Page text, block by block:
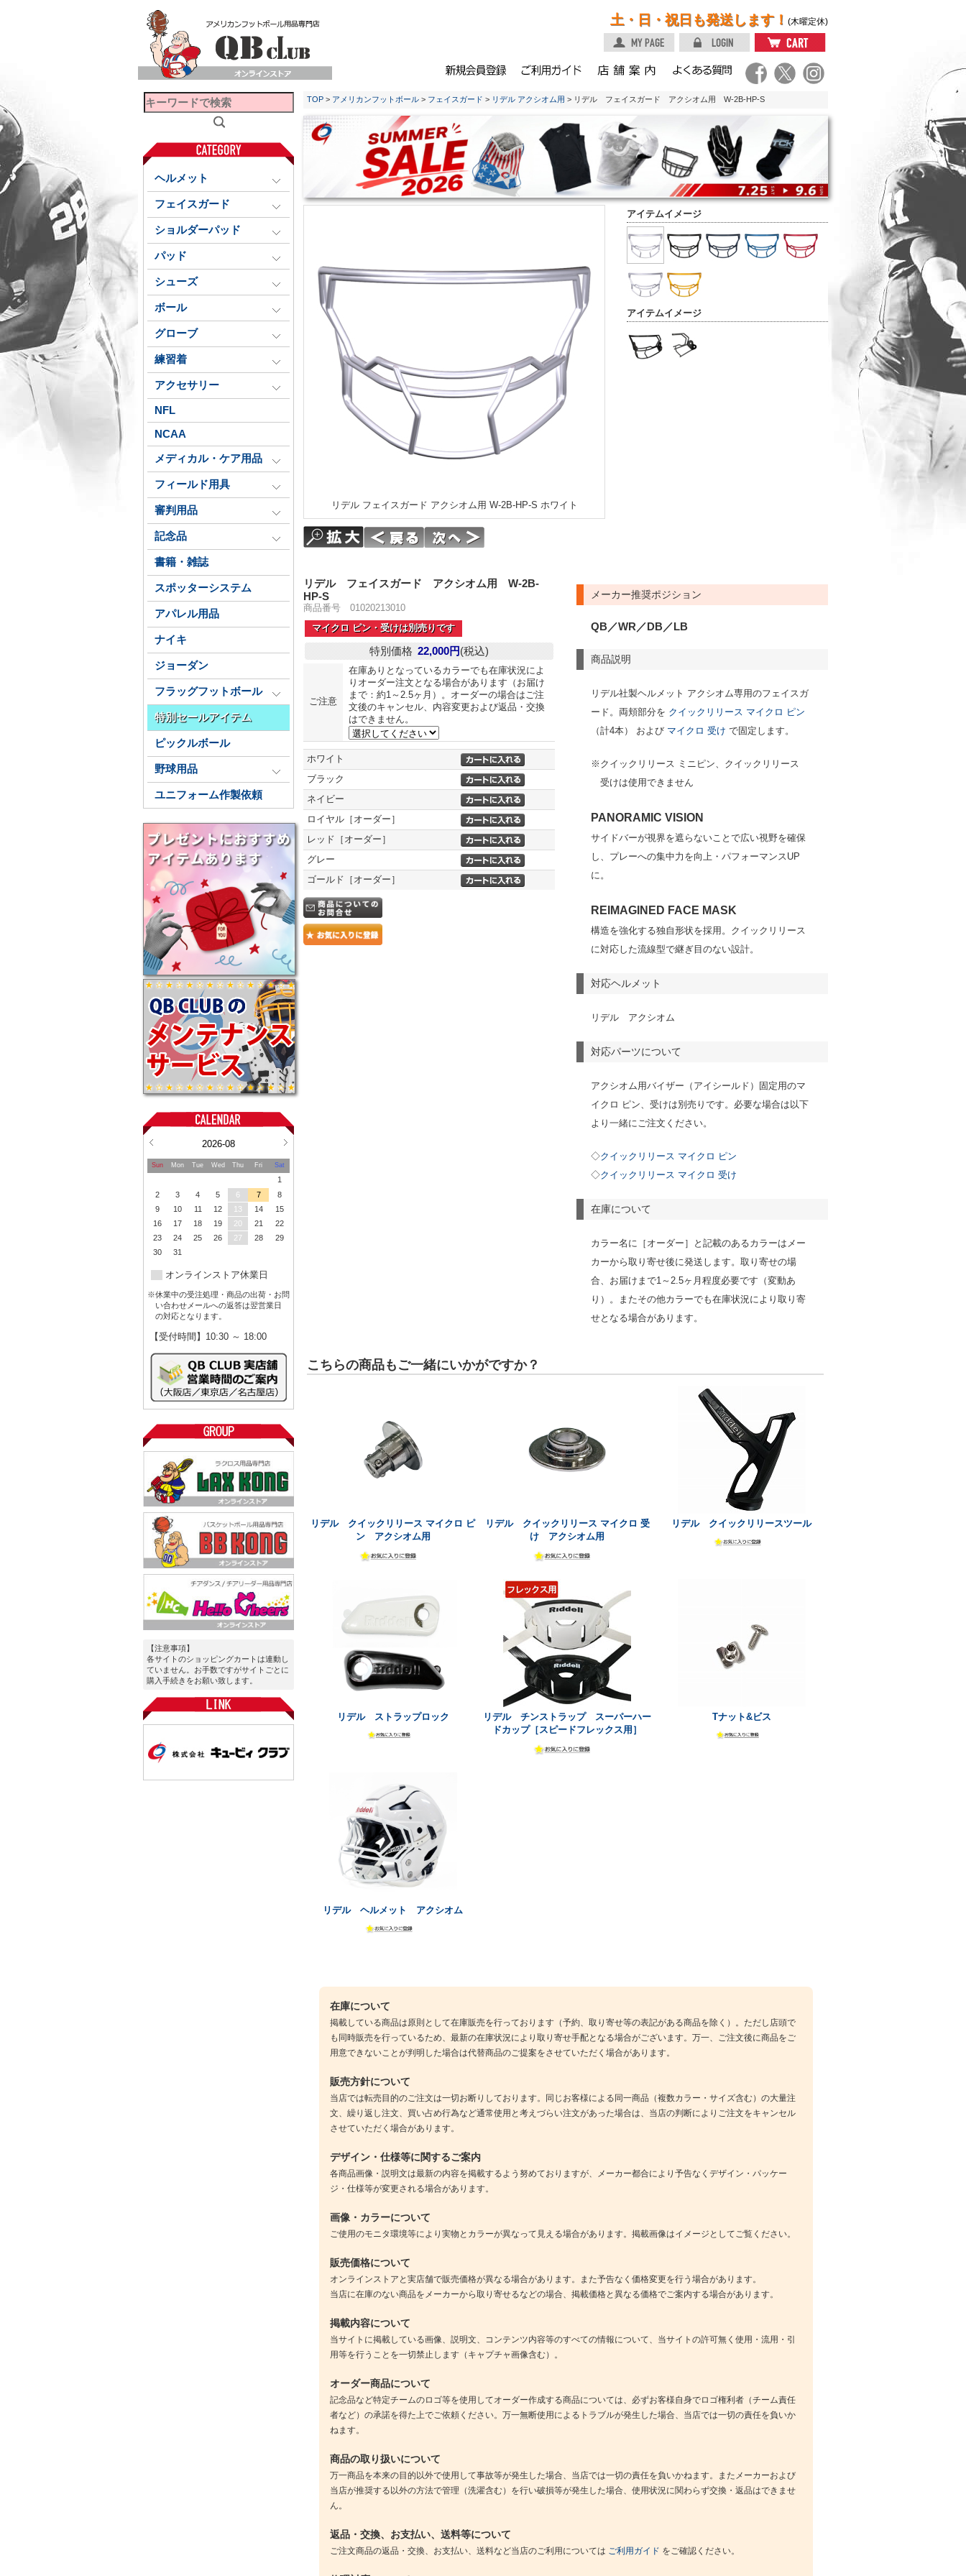
土・日・祝日も発送します！ (木曜定休)
ヘルメット
フェイスガード
ショルダーパッド
パッド
シューズ
ボール
グローブ
練習着
アクセサリー
NFL
NCAA
メディカル・ケア用品
フィールド用具
審判用品
記念品
書籍・雑誌
スポッターシステム
アパレル用品
ナイキ
ジョーダン
フラッグフットボール
特別セールアイテム
ピックルボール
野球用品
ユニフォーム作製依頼
2026-08
Sun Mon Tue Wed Thu Fri Sat
1
2
3 4 5 6 7
8
9
10 11 12 13 14
15
16
17 18 19 20 21
22
23
24 25 26 27 28
29
30
31
オンラインストア休業日
※休業中の受注処理・商品の出荷・お問
い合わせメールへの返答は翌営業日
の対応となります。
【受付時間】10:30 ～ 18:00
【注意事項】
各サイトのショッピングカートは連動し
ていません。お手数ですがサイトごとに
購入手続きをお願い致します。
TOP > アメリカンフットボール > フェイスガード > リデル アクシオム用 > リデル フェイスガード アクシオム用 W-2B-HP-S
アイテムイメージ
アイテムイメージ
リデル フェイスガード アクシオム用 W-2B-HP-S ホワイト
メーカー推奨ポジション
QB／WR／DB／LB
商品説明
リデル社製ヘルメット アクシオム専用のフェイスガ
ード。両頬部分を クイックリリース マイクロ ピン
（計4本） および マイクロ 受け で固定します。
※クイックリリース ミニピン、クイックリリース
受けは使用できません
PANORAMIC VISION
サイドバーが視界を遮らないことで広い視野を確保
し、プレーへの集中力を向上・パフォーマンスUP
に。
REIMAGINED FACE MASK
構造を強化する独自形状を採用。クイックリリース
に対応した流線型で継ぎ目のない設計。
対応ヘルメット
リデル アクシオム
対応パーツについて
アクシオム用バイザー（アイシールド）固定用のマ
イクロ ピン、受けは別売りです。必要な場合は以下
より一緒にご注文ください。
◇クイックリリース マイクロ ピン
◇クイックリリース マイクロ 受け
在庫について
カラー名に［オーダー］と記載のあるカラーはメー
カーから取り寄せ後に発送します。取り寄せの場
合、お届けまで1～2.5ヶ月程度必要です（変動あ
り）。またその他カラーでも在庫状況により取り寄
せとなる場合があります。
リデル フェイスガード アクシオム用 W-2B-
HP-S
商品番号 01020213010
マイクロ ピン・受けは別売りです
特別価格 22,000円(税込)
ご注意
在庫ありとなっているカラーでも在庫状況によ
りオーダー注文となる場合があります（お届け
まで：約1～2.5ヶ月）。オーダーの場合はご注
文後のキャンセル、内容変更および返品・交換
はできません。
ホワイト
ブラック
ネイビー
ロイヤル［オーダー］
レッド［オーダー］
グレー
ゴールド［オーダー］
こちらの商品もご一緒にいかがですか？
リデル クイックリリース マイクロ ピ
ン アクシオム用
リデル クイックリリース マイクロ 受
け アクシオム用
リデル クイックリリースツール
リデル ストラップロック
リデル チンストラップ スーパーハー
ドカップ［スピードフレックス用］
Tナット&ビス
リデル ヘルメット アクシオム
在庫について
掲載している商品は原則として在庫販売を行っております（予約、取り寄せ等の表記がある商品を除く）。ただし店頭で
も同時販売を行っているため、最新の在庫状況により取り寄せ手配となる場合がございます。万一、ご注文後に商品をご
用意できないことが判明した場合は代替商品のご提案をさせていただく場合があります。
販売方針について
当店では転売目的のご注文は一切お断りしております。同じお客様による同一商品（複数カラー・サイズ含む）の大量注
文、繰り返し注文、買い占め行為など通常使用と考えづらい注文があった場合は、当店の判断によりご注文をキャンセル
させていただく場合があります。
デザイン・仕様等に関するご案内
各商品画像・説明文は最新の内容を掲載するよう努めておりますが、メーカー都合により予告なくデザイン・パッケー
ジ・仕様等が変更される場合があります。
画像・カラーについて
ご使用のモニタ環境等により実物とカラーが異なって見える場合があります。掲載画像はイメージとしてご覧ください。
販売価格について
オンラインストアと実店舗で販売価格が異なる場合があります。また予告なく価格変更を行う場合があります。
当店に在庫のない商品をメーカーから取り寄せるなどの場合、掲載価格と異なる価格でご案内する場合があります。
掲載内容について
当サイトに掲載している画像、説明文、コンテンツ内容等のすべての情報について、当サイトの許可無く使用・流用・引
用等を行うことを一切禁止します（キャプチャ画像含む）。
オーダー商品について
記念品など特定チームのロゴ等を使用してオーダー作成する商品については、必ずお客様自身でロゴ権利者（チーム責任
者など）の承諾を得た上でご依頼ください。万一無断使用によるトラブルが発生した場合、当店では一切の責任を負いか
ねます。
商品の取り扱いについて
万一商品を本来の目的以外で使用して事故等が発生した場合、当店では一切の責任を負いかねます。またメーカーおよび
当店が推奨する以外の方法で管理（洗濯含む）を行い破損等が発生した場合、使用状況に関わらず交換・返品はできませ
ん。
返品・交換、お支払い、送料等について
ご注文商品の返品・交換、お支払い、送料など当店のご利用については ご利用ガイド をご確認ください。